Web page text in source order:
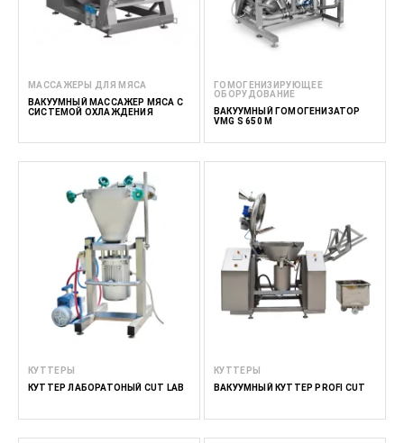
МАССАЖЕРЫ ДЛЯ МЯСА
ВАКУУМНЫЙ МАССАЖЕР МЯСА С
СИСТЕМОЙ ОХЛАЖДЕНИЯ
ГОМОГЕНИЗИРУЮЩЕЕ
ОБОРУДОВАНИЕ
ВАКУУМНЫЙ ГОМОГЕНИЗАТОР
VMG S 650 M
КУТТЕРЫ
КУТТЕР ЛАБОРАТОНЫЙ CUT LAB
КУТТЕРЫ
ВАКУУМНЫЙ КУТТЕР PROFI CUT